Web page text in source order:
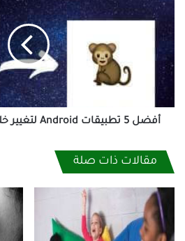
تطبيقات
Android
لتغيير
خلفية
الصورة
الأبيض
أفضل 5 تطبيقات Android لتغيير خلفية الصورة إلى الأبيض
مقالات ذات صلة